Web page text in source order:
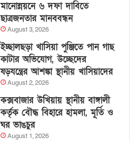
মানোন্নয়নে ৬ দফা দাবিতে
ছাত্রজনতার মানববন্ধন
August 3, 2026
ইচ্ছালছড়া খাসিয়া পুঞ্জিতে পান গাছ
কাটার অভিযোগ, উচ্ছেদের
ষড়যন্ত্রের আশঙ্কা স্থানীয় খাসিয়াদের
August 2, 2026
কক্সবাজার উখিয়ায় স্থানীয় বাঙ্গালী
কর্তৃক বৌদ্ধ বিহারে হামলা, মূর্তি ও
ঘর ভাঙচুর
August 1, 2026